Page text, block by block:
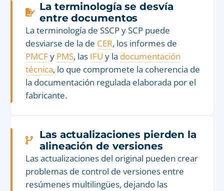
La terminología se desvía
entre documentos
La terminología de SSCP y SCP puede
desviarse de la de CER, los informes de
PMCFy PMS, las IFU y la documentación
técnica, lo que compromete la coherencia de
la documentación regulada elaborada por el
fabricante.
Las actualizaciones pierden la
alineación de versiones
Las actualizaciones del original pueden crear
problemas de control de versiones entre
resúmenes multilingües, dejando las